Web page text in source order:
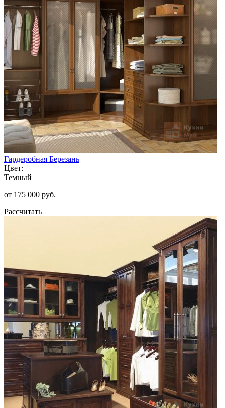
Гардеробная Березань
Цвет:
Темный
от 175 000 руб.
Рассчитать